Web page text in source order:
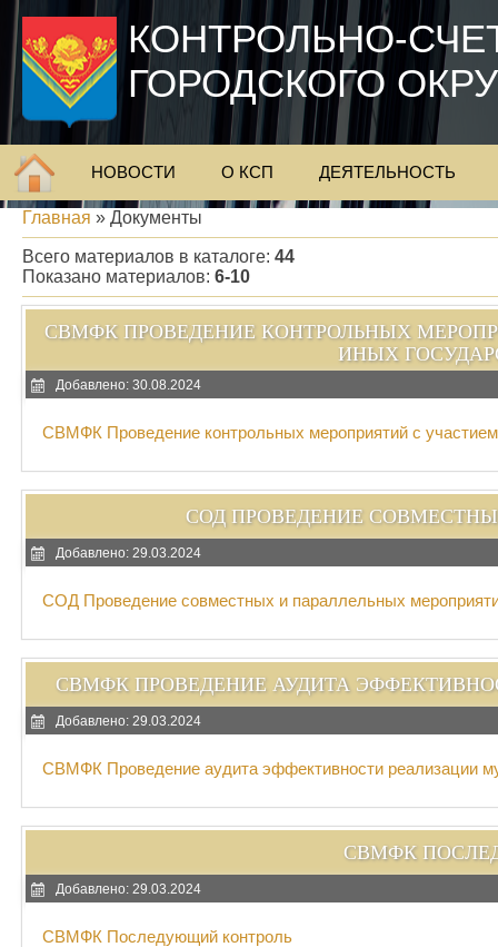
КОНТРОЛЬНО-
ГОРОДСКОГО
НОВОСТИ О КСП ДЕЯТЕЛЬНОСТЬ
Главная » Документы
Всего материалов в каталоге: 44
Показано материалов: 6-10
СВМФК ПРОВЕДЕНИЕ КОНТРОЛЬНЫХ
ИНЫХ
Добавлено: 30.08.2024
СВМФК Проведение контрольных мероприятий с
СОД ПРОВЕДЕНИЕ
Добавлено: 29.03.2024
СОД Проведение совместных и параллельных
СВМФК ПРОВЕДЕНИЕ АУДИТА
Добавлено: 29.03.2024
СВМФК Проведение аудита эффективности реализации
СВМФК
Добавлено: 29.03.2024
СВМФК Последующий контроль